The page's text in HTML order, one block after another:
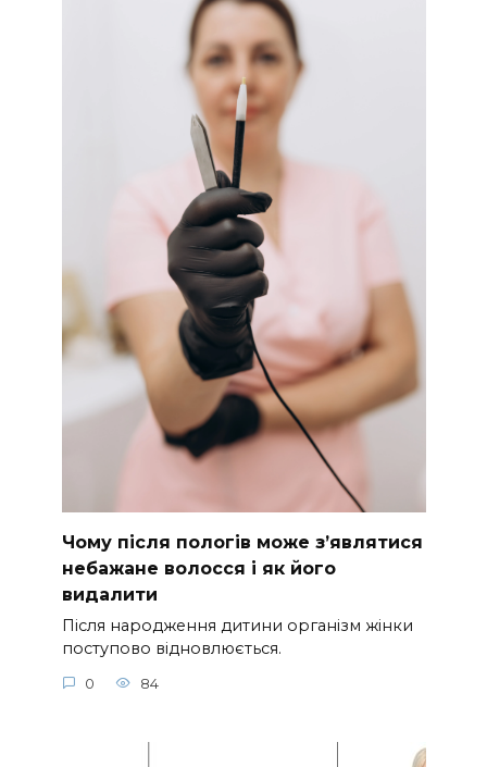
Чому після пологів може з’являтися
небажане волосся і як його
видалити
Після народження дитини організм жінки
поступово відновлюється.
0 84